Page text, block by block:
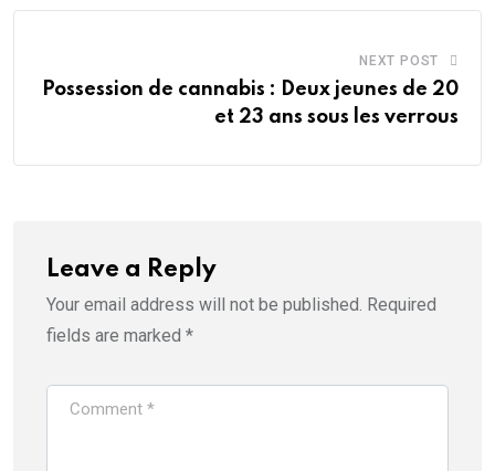
NEXT POST
Possession de cannabis : Deux jeunes de 20
et 23 ans sous les verrous
Leave a Reply
Your email address will not be published. Required
fields are marked *